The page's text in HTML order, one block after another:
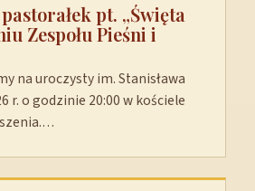
pt. „Święta
Zespołu Pieśni i
na uroczysty im. Stanisława
r. o godzinie 20:00 w kościele